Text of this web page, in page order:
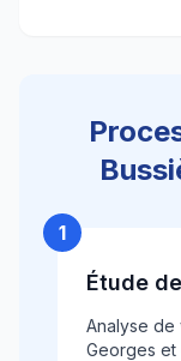
1
Étude
Analyse de
Georges et